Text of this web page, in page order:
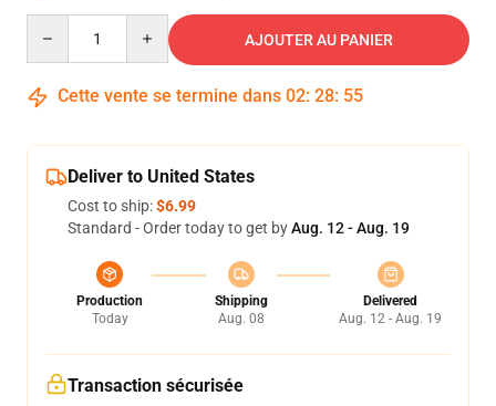
AJOUTER AU PANIER
Cette vente se termine dans 02: 28: 54
Deliver to United States
Cost to ship:$6.99
Standard - Order today to get byAug. 12 - Aug. 19
Production
Today
Shipping
Aug. 08
Delivered
Aug. 12 - Aug. 19
Transaction sécurisée